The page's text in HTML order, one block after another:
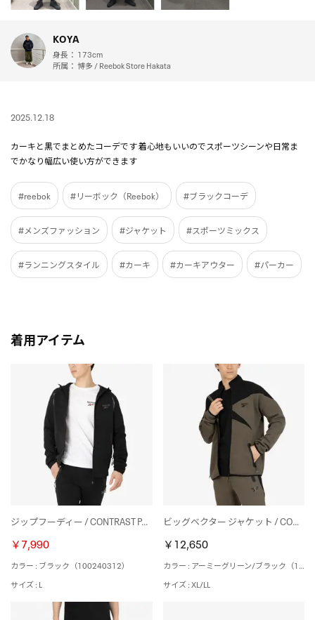
KOYA
身長： 173cm
所属： 博多 / Reebok Store Hakata
2025.12.18
カーキと黒でまとめたコーデです 着心地もいいのでスポーツシーンや日常ま
でかなり幅広い使い方ができます
#reebok #リーボック（Reebok） #ブラックコーデ
#メンズファッション #ジャケット #スポーツミックス
#ランニングスタイル #カーキ #カーキアウター #パーカー
着用アイテム
ジップフーディー / CONTRAST PANEL ZIP HOODY （ブラック）
￥7,990
カラー : ブラック（100240312）
サイズ : L
ビッグベクター ジャケット / CONTRAST PANEL FUNNELNECK JACKET （アーミーグリーン/ブラック）
￥12,650
カラー : アーミーグリーン/ブラック（100239681）
サイズ : XL/LL